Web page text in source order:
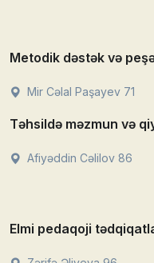
Metodik dəstək və
Mir Cəlal Paşayev 71
Təhsildə məzmun və
Afiyəddin Cəlilov 86
Elmi pedaqoji